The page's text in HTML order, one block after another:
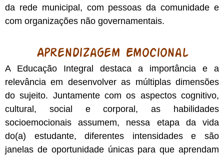
da rede municipal, com pessoas da comunidade e
com organizações não governamentais.
Aprendizagem Emocional
A Educação Integral destaca a importância e a
relevância em desenvolver as múltiplas dimensões
do sujeito. Juntamente com os aspectos cognitivo,
cultural, social e corporal, as habilidades
socioemocionais assumem, nessa etapa da vida
do(a) estudante, diferentes intensidades e são
janelas de oportunidade únicas para que aprendam